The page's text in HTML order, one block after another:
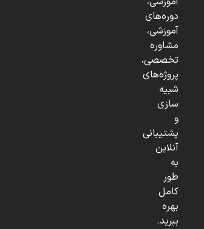
دوره‌های
آموزشی،
مشاوره
تخصصی،
پروژه‌های
شبیه
سازی
و
پشتیبانی
آنلاین
به
طور
کامل
بهره
ببرید.